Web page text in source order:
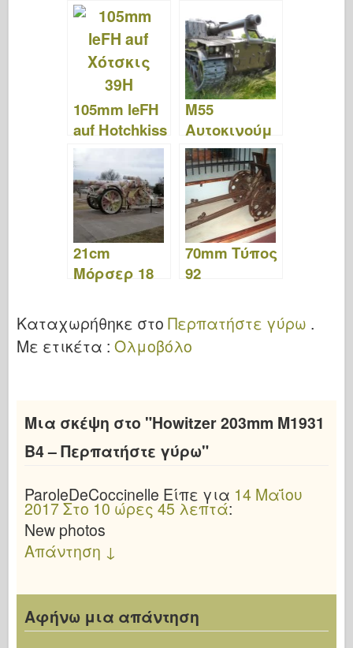
35 – Φώτο &
Βίντεο
Φώτο &;
Βίντεο
105mm leFH
auf Hotchkiss
39H – Φώτο
&; Βίντεο
M55
Αυτοκινούμ
ενο
Οβιδοβόλο
– Φώτο &;
Βίντεο
21cm
Μόρσερ 18
Περίπατος
70mm Τύπος
92
Περίπατος
Καταχωρήθηκε στο Περπατήστε γύρω .
Με ετικέτα : Ολμοβόλο
Μια σκέψη στο "Howitzer 203mm M1931
B4 – Περπατήστε γύρω"
ParoleDeCoccinelle Είπε για 14 Μαΐου
2017 Στο 10 ώρες 45 λεπτά:
New photos
Απάντηση ↓
Αφήνω μια απάντηση